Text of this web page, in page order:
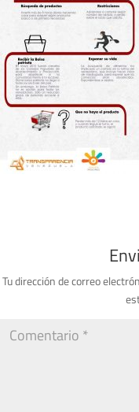
Tu dirección de correo